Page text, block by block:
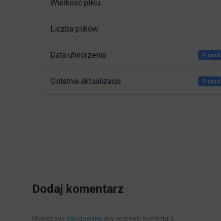
Wielkość pliku
Liczba plików
Data utworzenia 9
Ostatnia aktualizacja 9
Dodaj komentarz
Musisz być zalogowany, aby zostawić komentarz.